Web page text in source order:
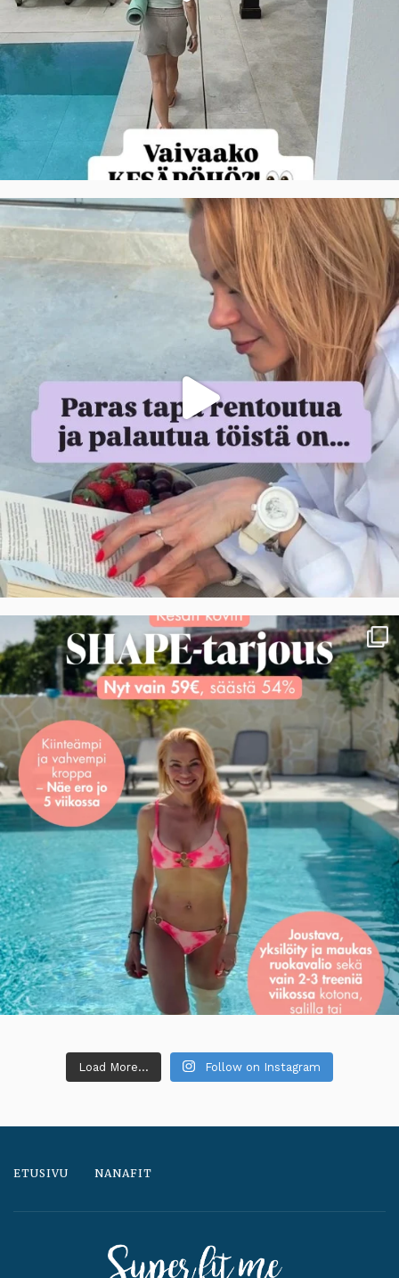
Load More... Follow on Instagram
ETUSIVU NANAFIT